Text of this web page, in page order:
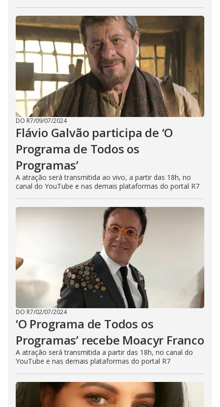
DO R7/09/07/2024
Flávio Galvão participa de ‘O
Programa de Todos os
Programas’
A atração será transmitida ao vivo, a partir das 18h, no
canal do YouTube e nas demais plataformas do portal R7
DO R7/02/07/2024
‘O Programa de Todos os
Programas’ recebe Moacyr Franco
A atração será transmitida a partir das 18h, no canal do
YouTube e nas demais plataformas do portal R7